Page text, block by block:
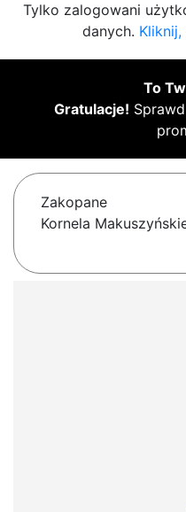
Tylko zalogowani
danych.
To
Gratulacje!
Zakopane
Kornela